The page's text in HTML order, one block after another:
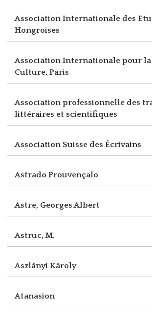
Association Internationale des
Hongroises
Association Internationale pour
Culture, Paris
Association professionnelle des
littéraires et scientifiques
Association Suisse des Écrivains
Astrado Prouvençalo
Astre, Georges Albert
Astruc, M.
Aszlányi Károly
Atanasion